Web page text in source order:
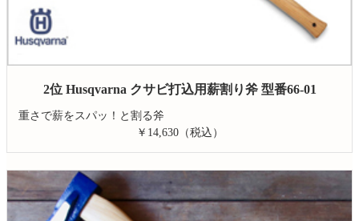
2位 Husqvarna クサビ打込用薪割り斧 型番66-01
重さで薪をスパッ！と割る斧
￥14,630（税込）